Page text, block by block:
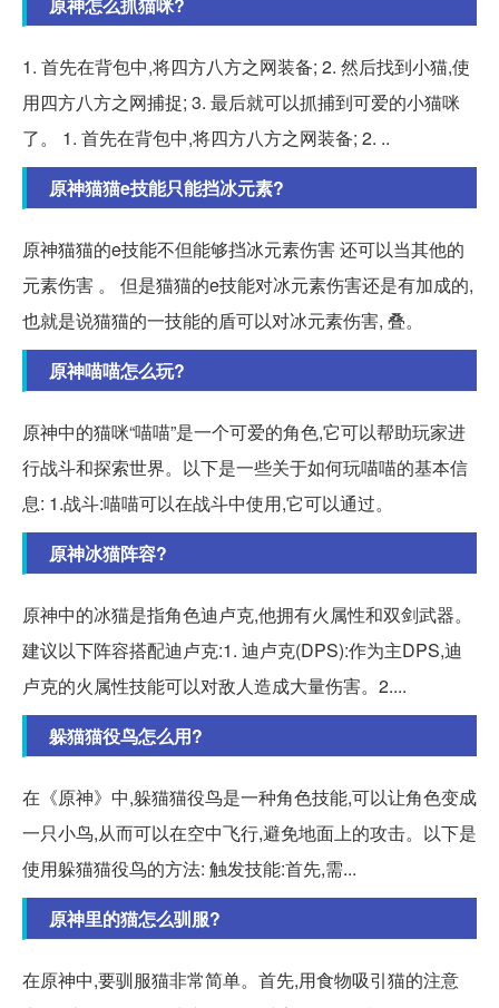
1. 首先在背包中,将四方八方之网装备; 2. 然后找到小猫,使
用四方八方之网捕捉; 3. 最后就可以抓捕到可爱的小猫咪
了。 1. 首先在背包中,将四方八方之网装备; 2. ..
原神猫猫e技能只能挡冰元素?
原神猫猫的e技能不但能够挡冰元素伤害 还可以当其他的
元素伤害 。 但是猫猫的e技能对冰元素伤害还是有加成的,
也就是说猫猫的一技能的盾可以对冰元素伤害, 叠。
原神喵喵怎么玩?
原神中的猫咪“喵喵”是一个可爱的角色,它可以帮助玩家进
行战斗和探索世界。以下是一些关于如何玩喵喵的基本信
息: 1.战斗:喵喵可以在战斗中使用,它可以通过。
原神冰猫阵容?
原神中的冰猫是指角色迪卢克,他拥有火属性和双剑武器。
建议以下阵容搭配迪卢克:1. 迪卢克(DPS):作为主DPS,迪
卢克的火属性技能可以对敌人造成大量伤害。2....
躲猫猫役鸟怎么用?
在《原神》中,躲猫猫役鸟是一种角色技能,可以让角色变成
一只小鸟,从而可以在空中飞行,避免地面上的攻击。以下是
使用躲猫猫役鸟的方法: 触发技能:首先,需...
原神里的猫怎么驯服?
在原神中,要驯服猫非常简单。首先,用食物吸引猫的注意